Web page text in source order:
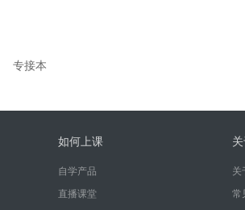
专接本
如何上课
自学产品
直播课堂
关
常